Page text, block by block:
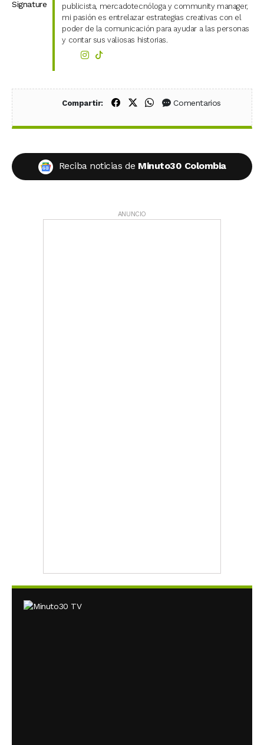
publicista, mercadotecnóloga y community manager,
mi pasión es entrelazar estrategias creativas con el
poder de la comunicación para ayudar a las personas
y contar sus valiosas historias.
Compartir: Compartir en Facebook
Compartir en X (Twitter)
Compartir en WhatsApp
Comentarios
Reciba noticias de Minuto30 Colombia
ANUNCIO